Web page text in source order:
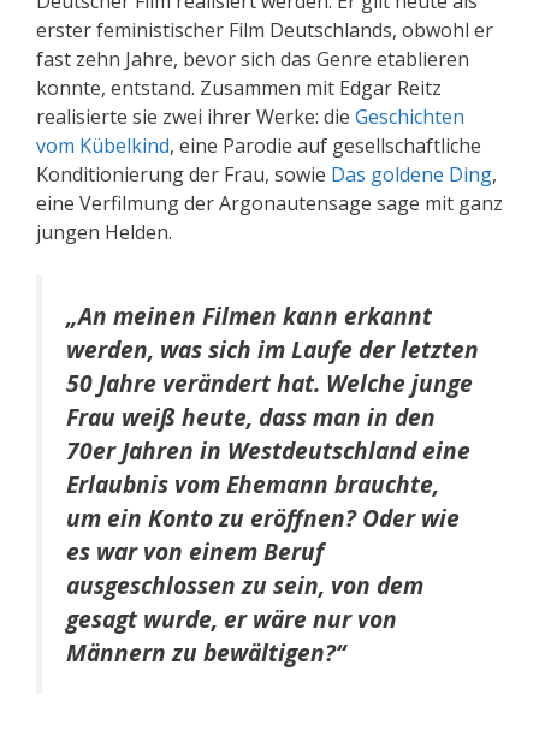
erster feministischer Film Deutschlands, obwohl er
fast zehn Jahre, bevor sich das Genre etablieren
konnte, entstand. Zusammen mit Edgar Reitz
realisierte sie zwei ihrer Werke: die Geschichten
vom Kübelkind, eine Parodie auf gesellschaftliche
Konditionierung der Frau, sowie Das goldene Ding,
eine Verfilmung der Argonautensage sage mit ganz
jungen Helden.
„An meinen Filmen kann erkannt
werden, was sich im Laufe der letzten
50 Jahre verändert hat. Welche junge
Frau weiß heute, dass man in den
70er Jahren in Westdeutschland eine
Erlaubnis vom Ehemann brauchte,
um ein Konto zu eröffnen? Oder wie
es war von einem Beruf
ausgeschlossen zu sein, von dem
gesagt wurde, er wäre nur von
Männern zu bewältigen?“